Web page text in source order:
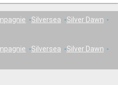
Silversea
Silver Dawn
Silversea
Silver Dawn